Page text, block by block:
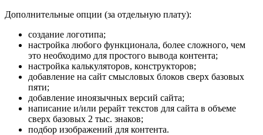
Дополнительные опции (за отдельную плату):
создание логотипа;
настройка любого функционала, более сложного, чем
это необходимо для простого вывода контента;
настройка калькуляторов, конструкторов;
добавление на сайт смысловых блоков сверх базовых
пяти;
добавление иноязычных версий сайта;
написание и/или рерайт текстов для сайта в объеме
сверх базовых 2 тыс. знаков;
подбор изображений для контента.